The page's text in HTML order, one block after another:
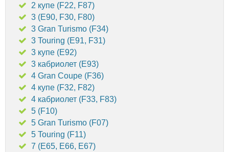
2 купе (F22, F87)
3 (E90, F30, F80)
3 Gran Turismo (F34)
3 Touring (E91, F31)
3 купе (E92)
3 кабриолет (E93)
4 Gran Coupe (F36)
4 купе (F32, F82)
4 кабриолет (F33, F83)
5 (F10)
5 Gran Turismo (F07)
5 Touring (F11)
7 (E65, E66, E67)